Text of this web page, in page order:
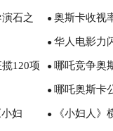
《蜘蛛侠：
石之 ● 奥斯卡收视
人
● 华人电影力
皮书》
120项 ● 哪吒竞争奥
● 哪吒奥斯卡
妇 ● 《小妇人